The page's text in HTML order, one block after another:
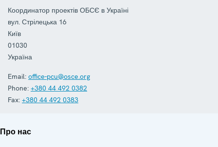
Координатор проектів ОБСЄ в Україні
вул. Стрілецька 16
Київ
01030
Україна
Email: office-pcu@osce.org
Phone: +380 44 492 0382
Fax: +380 44 492 0383
Про нас